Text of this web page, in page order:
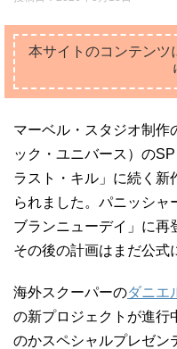
本サイトのコンテンツ
マーベル・スタジオ制作
ック・ユニバース）の
ラスト・キル」に続く新
られました。パニッシャ
ブランニューデイ」に再
その後の計画はまだ公式
海外スクーパーのダニエ
の新プロジェクトが進行
のかスペシャルプレゼン